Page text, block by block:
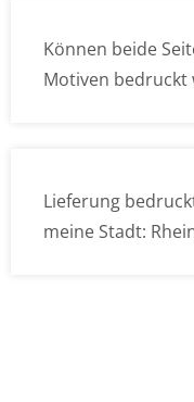
Können beide
Motiven bedruckt
Lieferung
meine Stadt: